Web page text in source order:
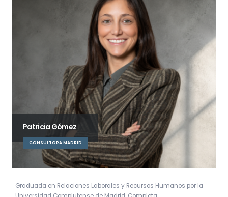
Patricia Gómez
CONSULTORA MADRID
Graduada en Relaciones Laborales y Recursos Humanos por la